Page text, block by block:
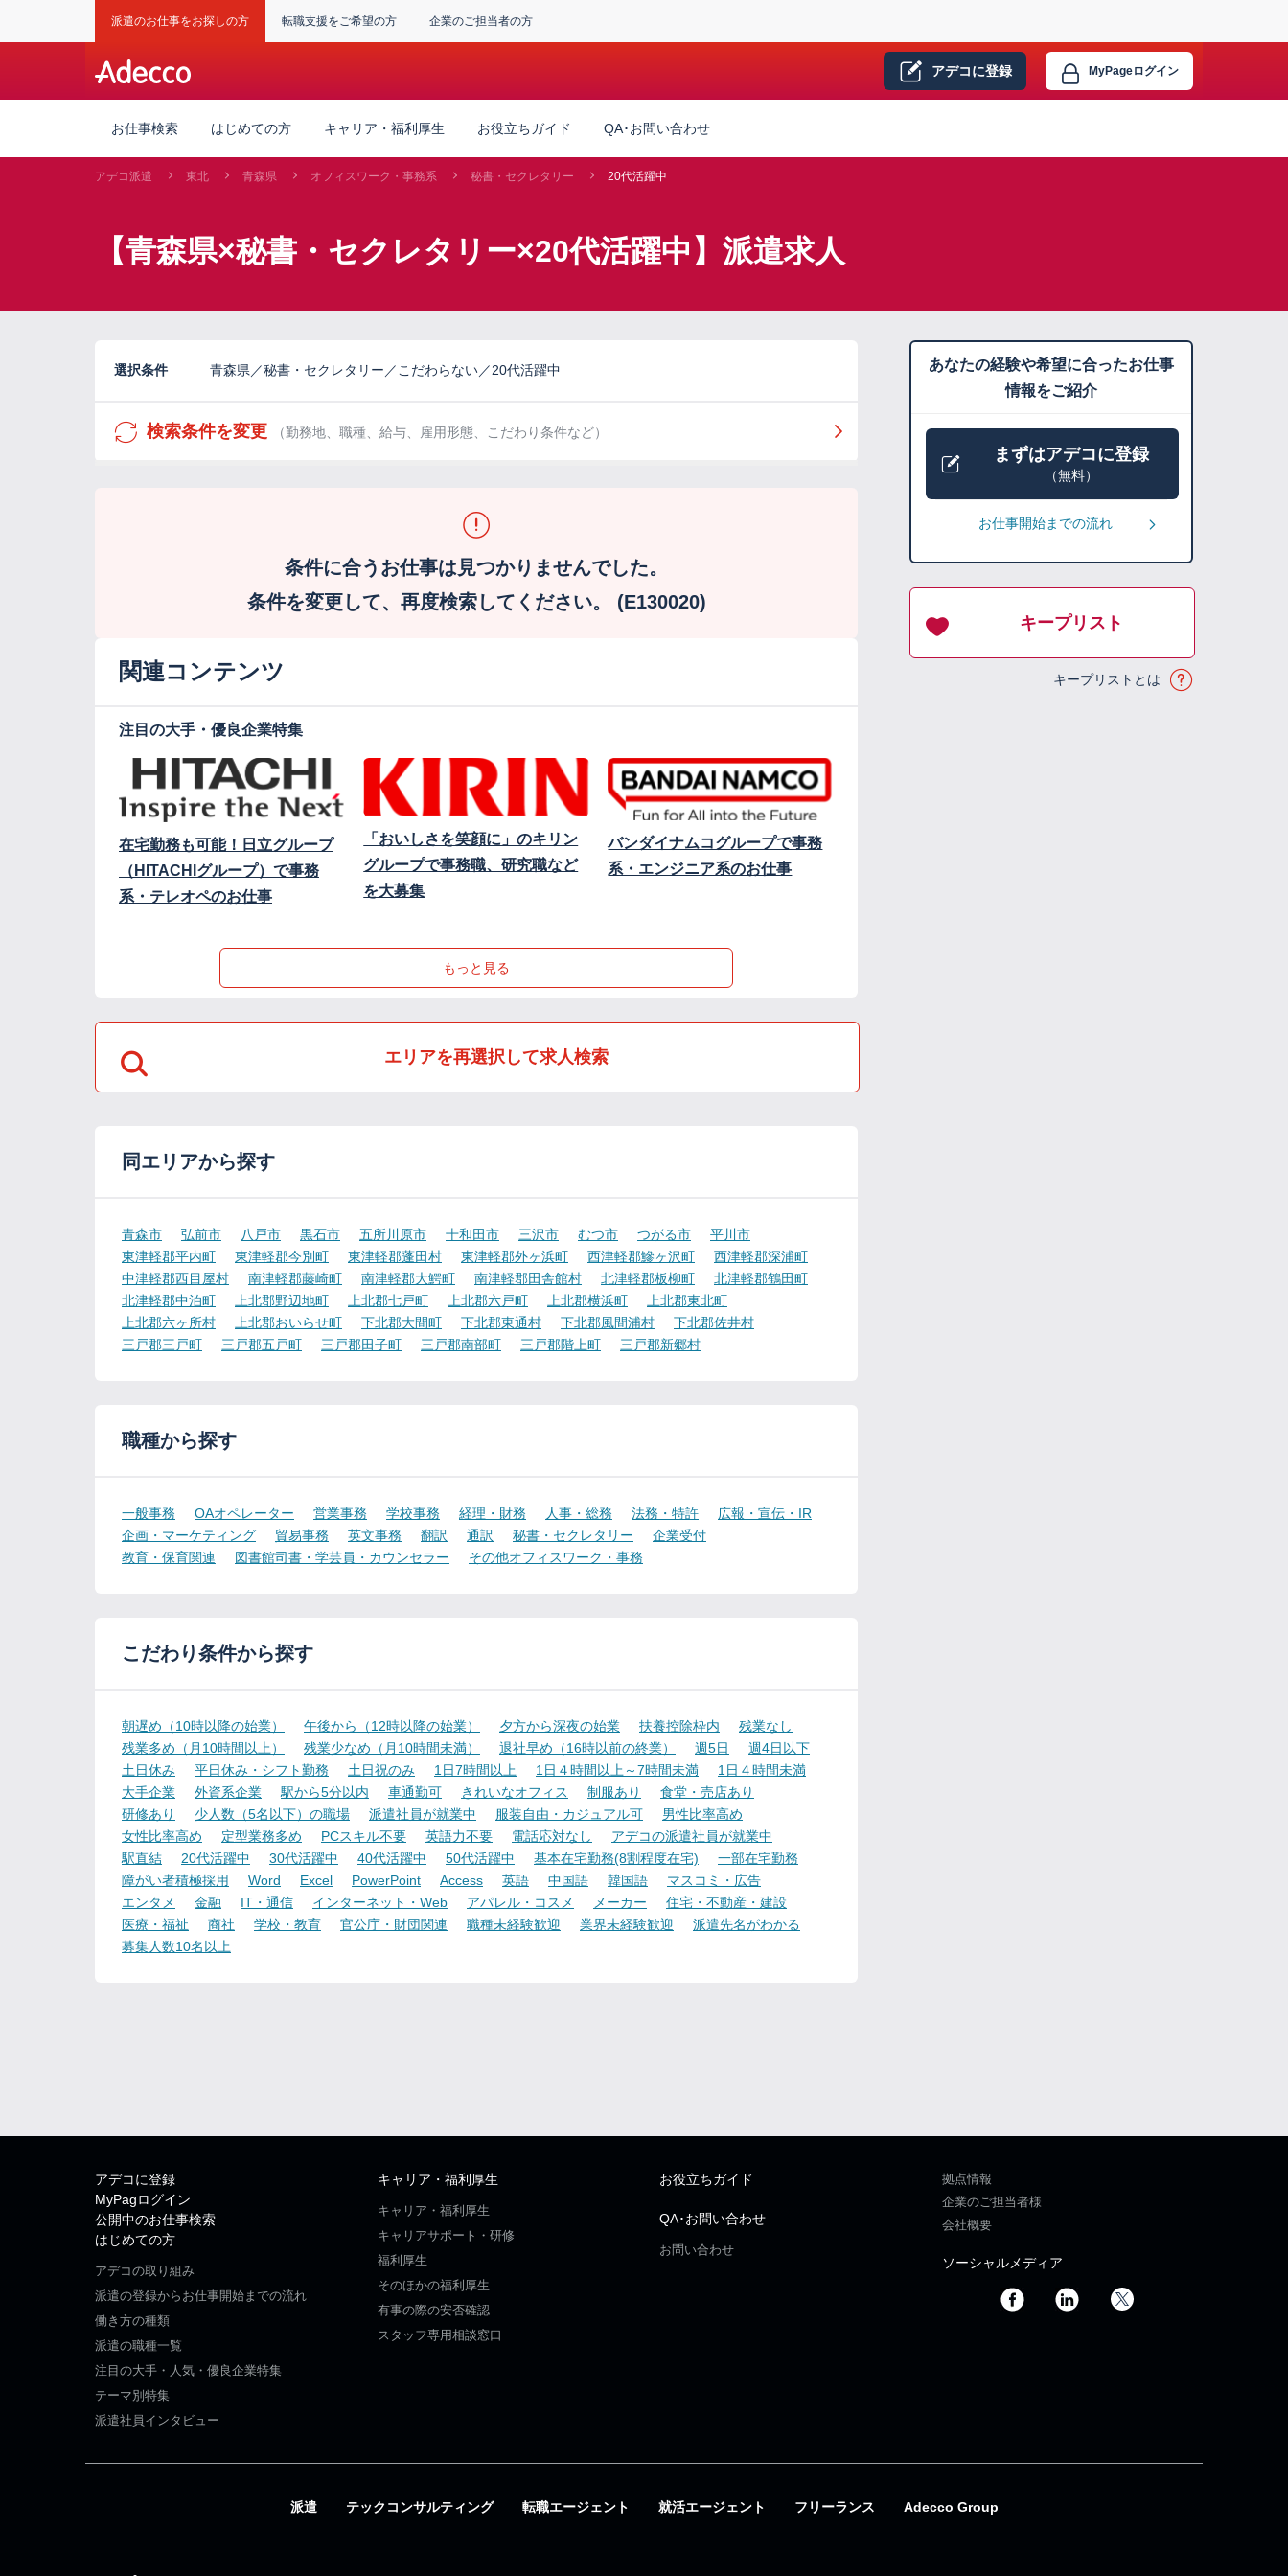
派遣のお仕事をお探しの方 転職支援をご希望の方 企業のご担当者の方
アデコに登録 MyPageログイン
お仕事検索 はじめての方 キャリア・福利厚生 お役立ちガイド QA･お問い合わせ
アデコ派遣 東北 青森県 オフィスワーク・事務系 秘書・セクレタリー 20代活躍中
【青森県×秘書・セクレタリー×20代活躍中】派遣求人
選択条件 青森県／秘書・セクレタリー／こだわらない／20代活躍中
検索条件を変更 （勤務地、職種、給与、雇用形態、こだわり条件など）
条件に合うお仕事は見つかりませんでした。
条件を変更して、再度検索してください。 (E130020)
関連コンテンツ
注目の大手・優良企業特集
在宅勤務も可能！日立グループ
（HITACHIグループ）で事務
系・テレオペのお仕事
「おいしさを笑顔に」のキリン
グループで事務職、研究職など
を大募集
バンダイナムコグループで事務
系・エンジニア系のお仕事
もっと見る
エリアを再選択して求人検索
同エリアから探す
青森市 弘前市 八戸市 黒石市 五所川原市 十和田市 三沢市 むつ市 つがる市
平川市
東津軽郡平内町
東津軽郡今別町 東津軽郡蓬田村 東津軽郡外ヶ浜町 西津軽郡鰺ヶ沢町
西津軽郡深浦町
中津軽郡西目屋村
南津軽郡藤崎町 南津軽郡大鰐町 南津軽郡田舎館村 北津軽郡板柳町
北津軽郡鶴田町
北津軽郡中泊町
上北郡野辺地町 上北郡七戸町 上北郡六戸町 上北郡横浜町
上北郡東北町
上北郡六ヶ所村
上北郡おいらせ町 下北郡大間町 下北郡東通村 下北郡風間浦村
下北郡佐井村
三戸郡三戸町
三戸郡五戸町 三戸郡田子町 三戸郡南部町 三戸郡階上町 三戸郡新郷村
職種から探す
一般事務 OAオペレーター 営業事務 学校事務 経理・財務 人事・総務 法務・特許
広報・宣伝・IR
企画・マーケティング
貿易事務 英文事務 翻訳 通訳 秘書・セクレタリー
企業受付
教育・保育関連
図書館司書・学芸員・カウンセラー その他オフィスワーク・事務
こだわり条件から探す
朝遅め（10時以降の始業） 午後から（12時以降の始業） 夕方から深夜の始業 扶養控除枠内
残業なし
残業多め（月10時間以上）
残業少なめ（月10時間未満） 退社早め（16時以前の終業） 週5日
週4日以下
土日休み
平日休み・シフト勤務 土日祝のみ 1日7時間以上 1日４時間以上～7時間未満
1日４時間未満
大手企業
外資系企業 駅から5分以内 車通勤可 きれいなオフィス 制服あり
食堂・売店あり
研修あり
少人数（5名以下）の職場 派遣社員が就業中 服装自由・カジュアル可
男性比率高め
女性比率高め
定型業務多め PCスキル不要 英語力不要 電話応対なし
アデコの派遣社員が就業中
駅直結
20代活躍中 30代活躍中 40代活躍中 50代活躍中 基本在宅勤務(8割程度在宅)
一部在宅勤務
障がい者積極採用
Word Excel PowerPoint Access 英語 中国語 韓国語
マスコミ・広告
エンタメ
金融 IT・通信 インターネット・Web アパレル・コスメ メーカー
住宅・不動産・建設
医療・福祉
商社 学校・教育 官公庁・財団関連 職種未経験歓迎 業界未経験歓迎
派遣先名がわかる
募集人数10名以上
あなたの経験や希望に合ったお仕事
情報をご紹介
まずはアデコに登録
（無料）
お仕事開始までの流れ
キープリスト
キープリストとは
アデコに登録
MyPagログイン
公開中のお仕事検索
はじめての方
アデコの取り組み
派遣の登録からお仕事開始までの流れ
働き方の種類
派遣の職種一覧
注目の大手・人気・優良企業特集
テーマ別特集
派遣社員インタビュー
キャリア・福利厚生
キャリア・福利厚生
キャリアサポート・研修
福利厚生
そのほかの福利厚生
有事の際の安否確認
スタッフ専用相談窓口
お役立ちガイド
QA･お問い合わせ
お問い合わせ
拠点情報
企業のご担当者様
会社概要
ソーシャルメディア
派遣 テックコンサルティング 転職エージェント 就活エージェント フリーランス Adecco Group